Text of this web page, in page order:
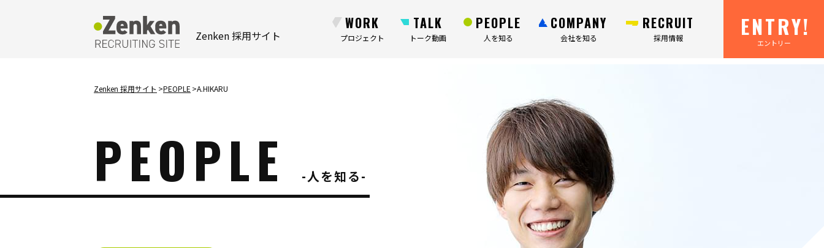
Zenken 採用サイト
WORK
プロジェクト
TALK
トーク動画
PEOPLE
人を知る
COMPANY
会社を知る
RECRUIT
採用情報 ENTRY!
Zenken 採用サイト PEOPLE A.HIKARU
人を知る
PEOPLE